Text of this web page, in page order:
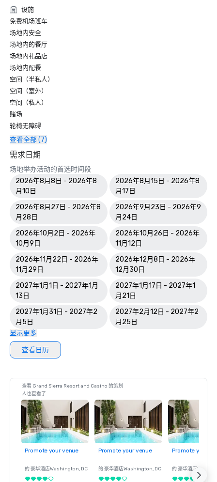
设施
免费机场班车
场地内安全
场地内的餐厅
场地内礼品店
场地内配餐
空间（半私人）
空间（室外）
空间（私人）
赌场
轮椅无障碍
查看全部 (7)
需求日期
场地举办活动的首选时间段
2026年8月8日 - 2026年8
月10日
2026年8月15日 - 2026年8
月17日
2026年8月27日 - 2026年8
月28日
2026年9月23日 - 2026年9
月24日
2026年10月2日 - 2026年
10月9日
2026年10月26日 - 2026年
11月12日
2026年11月22日 - 2026年
11月29日
2026年12月8日 - 2026年
12月30日
2027年1月1日 - 2027年1月
13日
2027年1月17日 - 2027年1
月21日
2027年1月31日 - 2027年2
月5日
2027年2月12日 - 2027年2
月25日
显示更多
查看日历
查看 Grand Sierra Resort and Casino 的策划
人也查看了
Promote your venue
的 豪华酒店Washington, DC
Promote your venue
的 豪华酒店Washington, DC
Promote your
的 豪华酒店